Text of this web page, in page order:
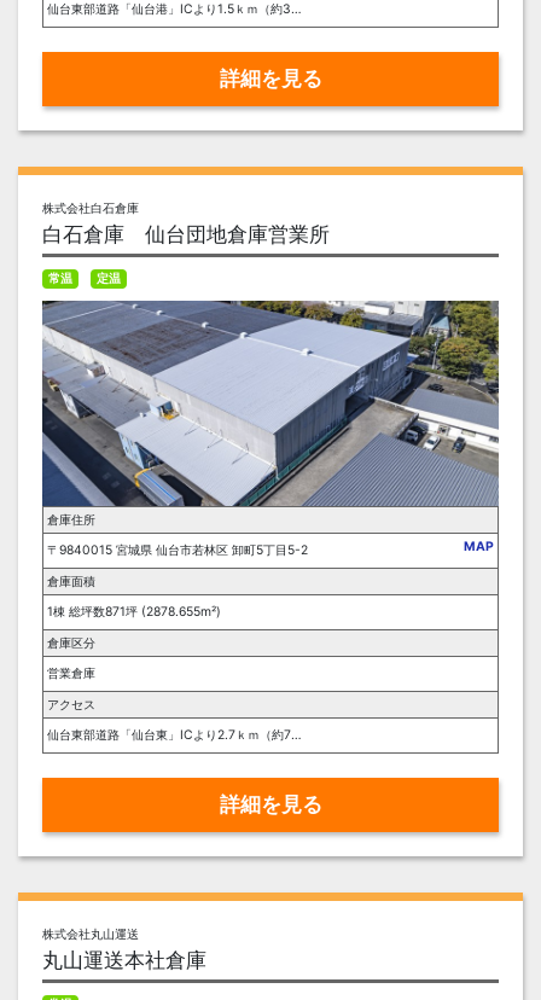
仙台東部道路「仙台港」ICより1.5ｋｍ（約3分）、ＪＲ仙石線「陸前高砂」駅より2.9ｋｍ（車で約7分）
詳細を見る
株式会社白石倉庫
白石倉庫 仙台団地倉庫営業所
常温 定温
倉庫住所
〒9840015 宮城県 仙台市若林区 卸町5丁目5-2
MAP
倉庫面積
1棟 総坪数871坪 (2878.655m²)
倉庫区分
営業倉庫
アクセス
仙台東部道路「仙台東」ICより2.7ｋｍ（約7分）／仙台市営地下鉄東西線「卸町」駅より1.1ｋｍ（徒歩14分）
詳細を見る
株式会社丸山運送
丸山運送本社倉庫